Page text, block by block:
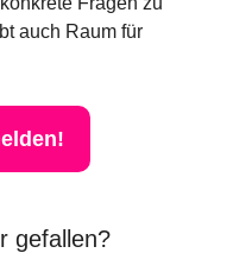
auch Raum für
gefallen?